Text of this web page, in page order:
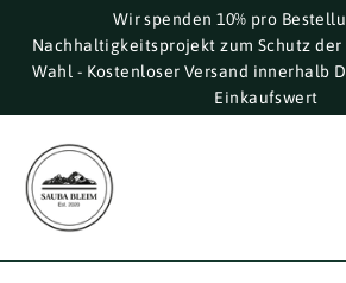
zum
Inhalt
Wir spenden 10% pro
Nachhaltigkeitsprojekt zum Schutz
Wahl - Kostenloser Versand innerhalb
Einkaufswert